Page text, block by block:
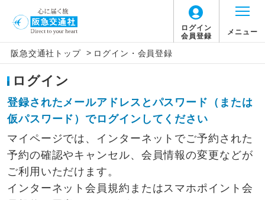
ログイン
会員登録
メニュー
阪急交通社トップ > ログイン・会員登録
ログイン
登録されたメールアドレスとパスワード（または
仮パスワード）でログインしてください
マイページでは、インターネットでご予約された
予約の確認やキャンセル、会員情報の変更などが
ご利用いただけます。
インターネット会員規約またはスマホポイント会